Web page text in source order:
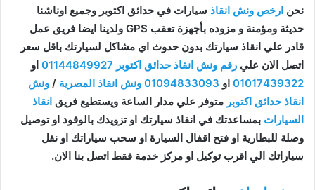
نحن ارخص ونش انقاذ سيارات في حدائق اكتوبر وجميع اوناشنا
حديثة ومؤمنة و مزوده بأجهزة تعقب GPS ولدينا ايضا فريق عمل
قادر علي انقاذ سيارتك بدون حدوث اي مشاكل لسيارتك باقل سعر
اتصل الان علي رقم ونش انقاذ حدائق اكتوبر 01144849927 او
01017439322 او 01094833093 ونش انقاذ المصرية / ونش
انقاذ حدائق اكتوبر متوفر علي مدار الساعة ويستطيع فريق انقاذ
السيارات بمساعدتك في انقاذ سيارتك او تزويدك بالوقود او توصيل
وصلة للبطارية او فتح اقفال السيارة او سحب سياراتك او نقل
سياراتك الي اقرب توكيل او مركز خدمة فقط اتصل بنا الان.